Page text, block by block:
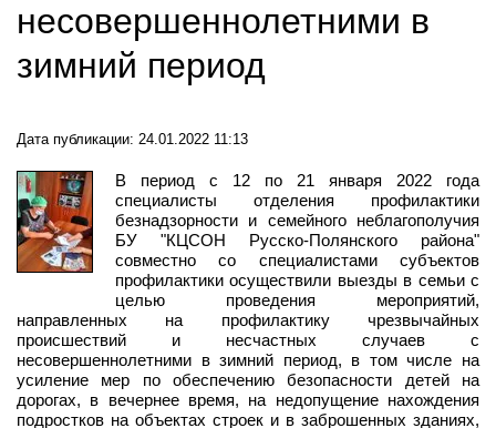
несовершеннолетними в
зимний период
Дата публикации: 24.01.2022 11:13
В период с 12 по 21 января 2022 года
специалисты отделения профилактики
безнадзорности и семейного неблагополучия
БУ "КЦСОН Русско-Полянского района"
совместно со специалистами субъектов
профилактики осуществили выезды в семьи с
целью проведения мероприятий,
направленных на профилактику чрезвычайных
происшествий и несчастных случаев с
несовершеннолетними в зимний период, в том числе на
усиление мер по обеспечению безопасности детей на
дорогах, в вечернее время, на недопущение нахождения
подростков на объектах строек и в заброшенных зданиях,